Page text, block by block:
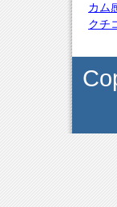
カム
クチ